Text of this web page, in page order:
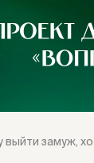
выйти замуж,